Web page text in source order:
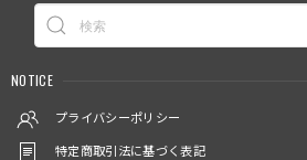
NOTICE
プライバシーポリシー
特定商取引法に基づく表記